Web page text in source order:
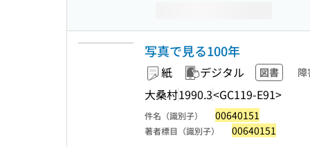
写真で見る100年
紙 デジタル 図書
大桑村1990.3<GC119-E91>
件名（識別子） 00640151
著者標目（識別子） 00640151